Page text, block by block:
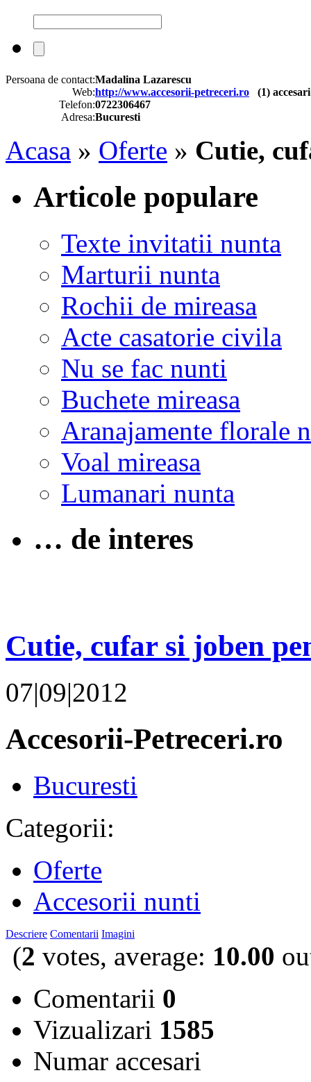
Persoana de contact:Madalina Lazarescu
Web:http://www.accesorii-petreceri.ro (1) accesari
Telefon:0722306467
Adresa:Bucuresti
Acasa » Oferte » Cutie,
Articole populare
Texte invitatii nunta
Marturii nunta
Rochii de mireasa
Acte casatorie civila
Nu se fac nunti
Buchete mireasa
Aranajamente florale
Voal mireasa
Lumanari nunta
… de interes
Cutie, cufar si joben
07|09|2012
Accesorii-Petreceri.ro
Bucuresti
Categorii:
Oferte
Accesorii nunti
Descriere Comentarii Imagini
(2 votes, average: 10.00
Comentarii 0
Vizualizari 1585
Numar accesari